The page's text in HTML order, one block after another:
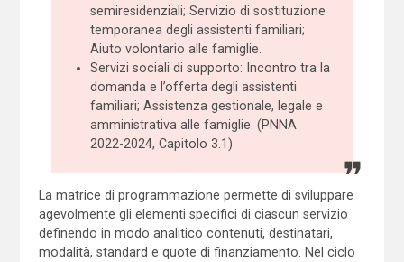
semiresidenziali; Servizio di sostituzione
temporanea degli assistenti familiari;
Aiuto volontario alle famiglie.
Servizi sociali di supporto: Incontro tra la
domanda e l’offerta degli assistenti
familiari; Assistenza gestionale, legale e
amministrativa alle famiglie. (PNNA
2022-2024, Capitolo 3.1)
La matrice di programmazione permette di sviluppare
agevolmente gli elementi specifici di ciascun servizio
definendo in modo analitico contenuti, destinatari,
modalità, standard e quote di finanziamento. Nel ciclo